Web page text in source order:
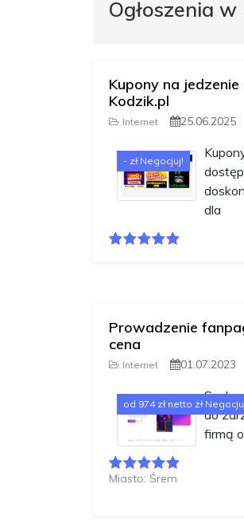
Ogłoszenia
Kupony na jedzenie
Kodzik.pl
Internet 25.06.2025
- zł Negocjuj!
dla
Prowadzenie
cena
Internet 01.07.2023
od 974 zł netto zł
do
firmą
Miasto: Śrem